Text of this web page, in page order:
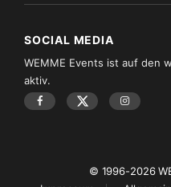
SOCIAL MEDIA
WEMME Events ist auf den
aktiv.
© 1996-2026